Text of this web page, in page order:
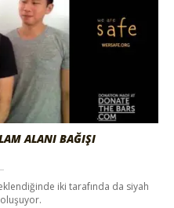
ALANI BAĞIŞI
iki tarafında da siyah